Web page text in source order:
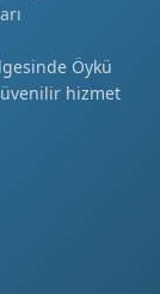
Öykü
hizmet